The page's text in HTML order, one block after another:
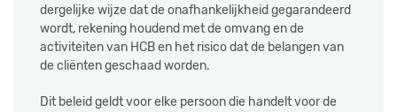
dergelijke wijze dat de onafhankelijkheid gegarandeerd
wordt, rekening houdend met de omvang en de
activiteiten van HCB en het risico dat de belangen van
de cliënten geschaad worden.
Dit beleid geldt voor elke persoon die handelt voor de